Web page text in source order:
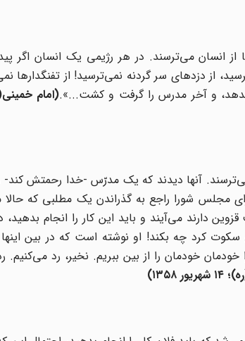
انسان می‌ترسند. در هر رژیمى یک انسان اگر
از دزدهای سر گردنه نمی‌ترسید! از تفنگدارها
بدهد، و آخر مدرس را گرفت و کشت...».(امام
آنها دیدند که یک مدرّس -خدا رحمتش کند-
مجلس شورا راجع به گذراندن یک مطلبی که حالا
دارند می‌آیند و باید این کار را انجام بدهید،
کرد چه بکند! او نوشته است که در بین
خودمان را از بین ببریم. نخیر، رد می‌کنیم.
۱۳۵۸ )